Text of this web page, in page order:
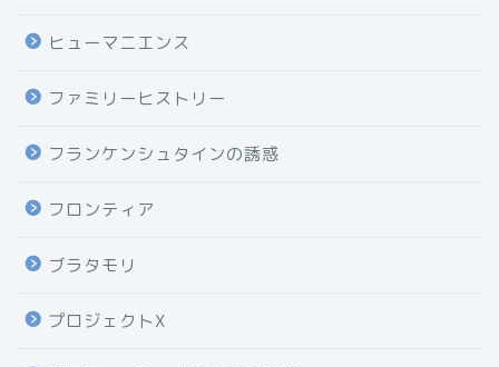
ヒューマニエンス
ファミリーヒストリー
フランケンシュタインの誘惑
フロンティア
ブラタモリ
プロジェクトX